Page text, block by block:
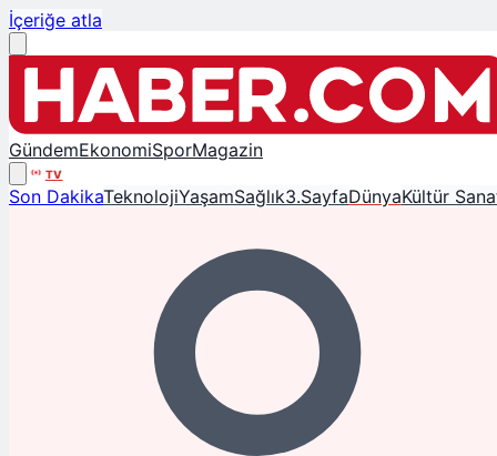
İçeriğe atla
GündemEkonomiSporMagazin
TV
Son DakikaTeknolojiYaşamSağlık3.SayfaDünyaKültür